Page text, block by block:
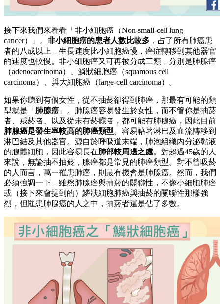
接下來我們來看看「非小細胞癌（Non-small-cell lung
cancer）」。 非小細胞癌的患者人數比較多 ，占了所有肺癌患
者的八成以上，生長速度比小細胞癌慢，癌症轉移到其他器官
的速度也較慢。非小細胞癌又可再被分成三類，分別是肺腺癌
（adenocarcinoma）、鱗狀細胞癌（squamous cell
carcinoma）、與大細胞癌（large-cell carcinoma）。
如果你聽到有個女性，從不抽菸卻得到肺癌，那最有可能的類
型就是「 肺腺癌 」。肺腺癌容易發生於女性，而不管你是抽菸
者、戒菸者、以及從未有菸癮者，都可能有肺腺癌，因此目前
肺腺癌是發生率較高的肺癌類型。容易藉著淋巴及血流轉移到
淋巴結及其他器官。源自於呼吸道末端，肺泡組織內分泌黏液
的腺體細胞，因此容易長在肺部較周邊之處。對超過45歲的人
來說，無論抽不抽菸，腺癌都是常見的肺癌類型。對不曾吸菸
的人而言，萬一罹患肺癌，則最有機會是肺腺癌。然而，我們
必須強調一下，雖然肺腺癌與抽菸的關聯性，不像小細胞肺癌
或（接下來會提到的）鱗狀細胞肺癌與抽菸的關聯性那樣強
烈，但罹患肺腺癌的人之中，抽菸者還是佔了多數。